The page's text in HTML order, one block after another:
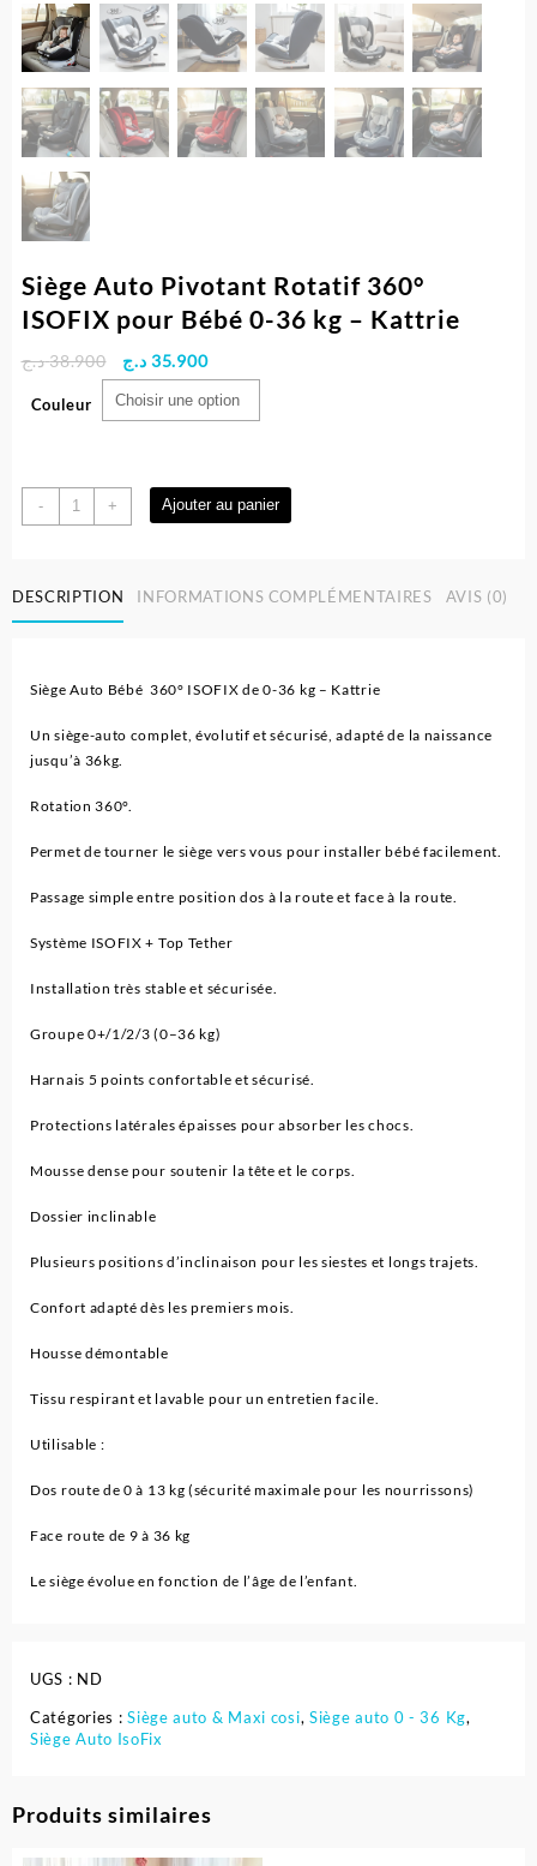
Siège Auto Pivotant Rotatif 360°
ISOFIX pour Bébé 0-36 kg – Kattrie
38.900 د.ج
Le
prix
initial
35.900 د.ج
Le
prix
actuel
Couleur
-
quantité
de
Pivotant
Rotatif
pour
Bébé
0-
kg
Kattrie
+ Ajouter au panier
DESCRIPTION INFORMATIONS COMPLÉMENTAIRES AVIS (0)
Siège Auto Bébé 360° ISOFIX de 0-36 kg – Kattrie
Un siège-auto complet, évolutif et sécurisé, adapté de la naissance
jusqu’à 36kg.
Rotation 360°.
Permet de tourner le siège vers vous pour installer bébé facilement.
Passage simple entre position dos à la route et face à la route.
Système ISOFIX + Top Tether
Installation très stable et sécurisée.
Groupe 0+/1/2/3 (0–36 kg)
Harnais 5 points confortable et sécurisé.
Protections latérales épaisses pour absorber les chocs.
Mousse dense pour soutenir la tête et le corps.
Dossier inclinable
Plusieurs positions d’inclinaison pour les siestes et longs trajets.
Confort adapté dès les premiers mois.
Housse démontable
Tissu respirant et lavable pour un entretien facile.
Utilisable :
Dos route de 0 à 13 kg (sécurité maximale pour les nourrissons)
Face route de 9 à 36 kg
Le siège évolue en fonction de l’âge de l’enfant.
UGS : ND
Catégories :Siège auto & Maxi cosi, Siège auto 0 - 36 Kg,
Siège Auto IsoFix
Produits similaires